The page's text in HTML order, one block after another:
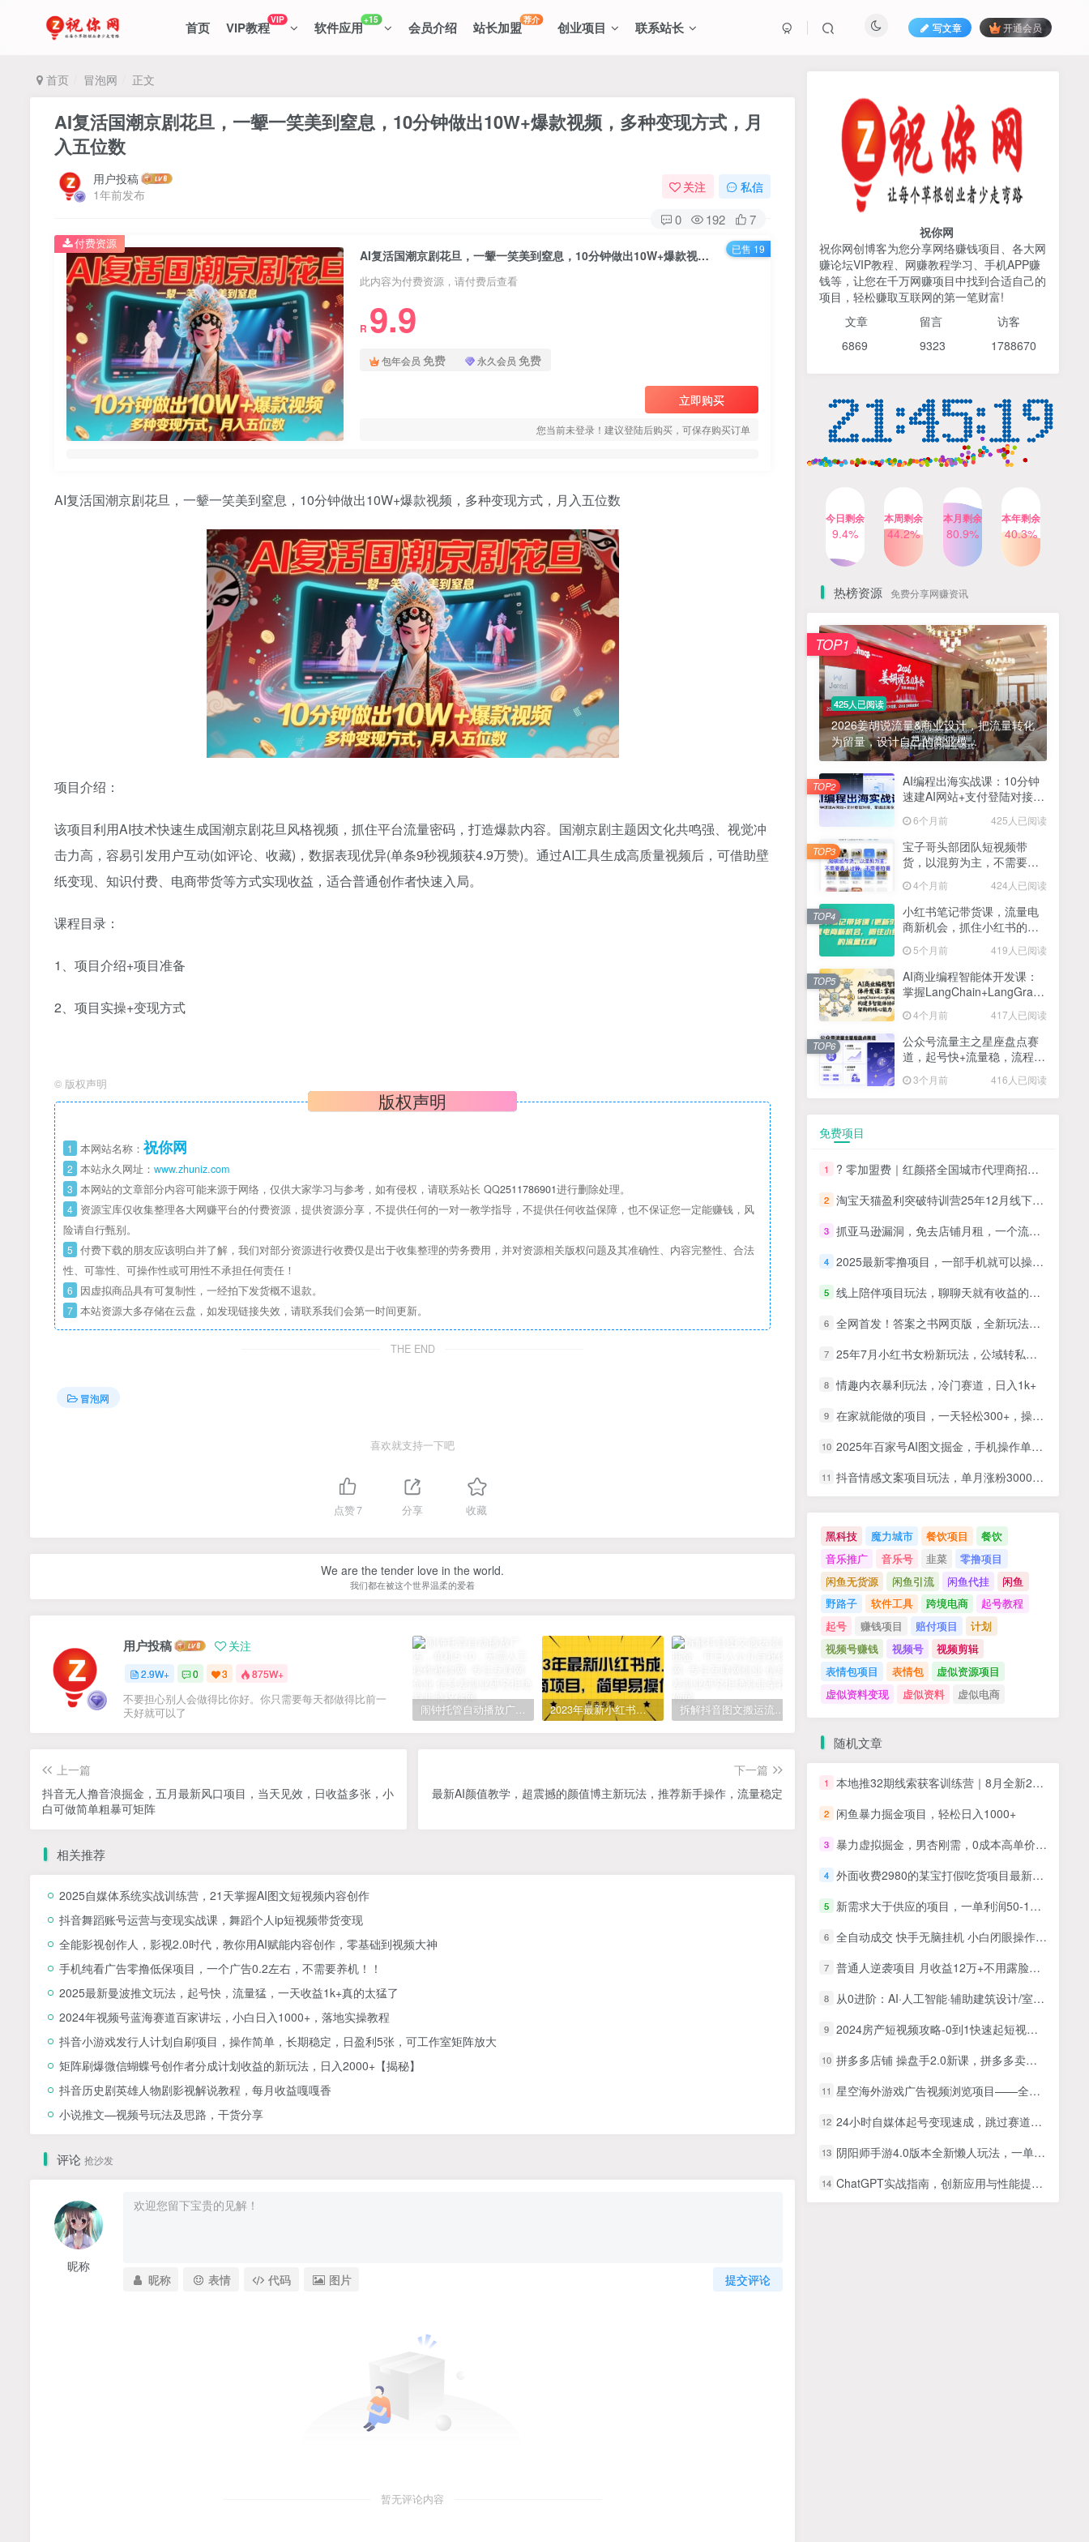
首页 VIP教程VIP 软件应用+15 会员介绍 站长加盟荐介 创业项目 联系站长 写文章 开通会员
首页 冒泡网 正文
AI复活国潮京剧花旦，一颦一笑美到窒息，10分钟做出10W+爆款视频，多种变现方式，月
入五位数
用户投稿
1年前发布
关注 私信
0 192 7
AI复活国潮京剧花旦，一颦一笑美到窒息，10分钟做出10W+爆款视频，多种变现方式，月入五位数
此内容为付费资源，请付费后查看
R 9.9
包年会员 免费 永久会员 免费
立即购买
您当前未登录！建议登陆后购买，可保存购买订单
付费资源 已售 19
AI复活国潮京剧花旦，一颦一笑美到窒息，10分钟做出10W+爆款视频，多种变现方式，月入五位数
项目介绍：
该项目利用AI技术快速生成国潮京剧花旦风格视频，抓住平台流量密码，打造爆款内容。国潮京剧主题因文化共鸣强、视觉冲
击力高，容易引发用户互动(如评论、收藏)，数据表现优异(单条9秒视频获4.9万赞)。通过AI工具生成高质量视频后，可借助壁
纸变现、知识付费、电商带货等方式实现收益，适合普通创作者快速入局。
课程目录：
1、项目介绍+项目准备
2、项目实操+变现方式
© 版权声明
版权声明
1 本网站名称： 祝你网
2 本站永久网址： www.zhuniz.com
3 本网站的文章部分内容可能来源于网络，仅供大家学习与参考，如有侵权，请联系站长 QQ2511786901进行删除处理。
4 资源宝库仅收集整理各大网赚平台的付费资源，提供资源分享，不提供任何的一对一教学指导，不提供任何收益保障，也不保证您一定能赚钱，风
险请自行甄别。
5 付费下载的朋友应该明白并了解，我们对部分资源进行收费仅是出于收集整理的劳务费用，并对资源相关版权问题及其准确性、内容完整性、合法
性、可靠性、可操作性或可用性不承担任何责任！
6 因虚拟商品具有可复制性，一经拍下发货概不退款。
7 本站资源大多存储在云盘，如发现链接失效，请联系我们会第一时间更新。
THE END
冒泡网
喜欢就支持一下吧
点赞7 分享 收藏
We are the tender love in the world.
我们都在被这个世界温柔的爱着
用户投稿 关注
2.9W+ 0 3 875W+
不要担心别人会做得比你好。你只需要每天都做得比前一
天好就可以了
闹钟托管自动播放广告，单机5-10，无需人工操作 2023年最新小红书成人电商项目，简单易操作【详细教程】 拆解抖音图文搬运流量掘金，可日入小几百
上一篇
抖音无人撸音浪掘金，五月最新风口项目，当天见效，日收益多张，小
白可做简单粗暴可矩阵
下一篇
最新AI颜值教学，超震撼的颜值博主新玩法，推荐新手操作，流量稳定
相关推荐
2025自媒体系统实战训练营，21天掌握AI图文短视频内容创作
抖音舞蹈账号运营与变现实战课，舞蹈个人ip短视频带货变现
全能影视创作人，影视2.0时代，教你用AI赋能内容创作，​零基础到视频大神
手机纯看广告零撸低保项目，一个广告0.2左右，不需要养机！！
2025最新曼波推文玩法，起号快，流量猛，一天收益1k+真的太猛了
2024年视频号蓝海赛道百家讲坛，小白日入1000+，落地实操教程
抖音小游戏发行人计划自刷项目，操作简单，长期稳定，日盈利5张，可工作室矩阵放大
矩阵刷爆微信蝴蝶号创作者分成计划收益的新玩法，日入2000+【揭秘】
抖音历史剧英雄人物剧影视解说教程，每月收益嘎嘎香
小说推文—视频号玩法及思路，干货分享
评论 抢沙发
昵称
提交评论
昵称 表情 代码 图片
暂无评论内容
425人已阅读
2026姜胡说流量&商业设计，把流量转化
为留量，设计自己的商业模...
TOP1
AI编程出海实战课：10分钟
速建AI网站+支付登陆对接，
掌握出海全流程
6个月前 425人已阅读
TOP2
货，以混剪为主，不需要真
小红书笔记带货课，流量电
商新机会，抓住小红书的流
量红利(更新26年2月)
5个月前 419人已阅读
TOP4
AI商业编程智能体开发课：
4个月前
TOP5
公众号流量主之星座盘点赛
道，起号快+流量稳，流程简
单，适合新手操作
3个月前 416人已阅读
TOP6
1 ? 零加盟费｜红颜搭全国城市代理商招募正式启动！
淘宝天猫盈利突破特训营25年12月线下课，系统性的深度剖析电商企业经营之道，打造电商标准化运营体系
3 抓亚马逊漏洞，免去店铺月租，一个流量大竞争小，让你有机会成大卖的赛道
2025最新零撸项目，一部手机就可以操作，20秒一单，零投入纯薅羊毛，无门槛，一天200+【揭秘】
5 线上陪伴项目玩法，聊聊天就有收益的项目，一个月收益5000+
6 全网首发！答案之书网页版，全新玩法，搭配文档和网页，日入1k+零门槛小白首选副业
7 25年7月小红书女粉新玩法，公域转私域变现，日轻松变现2张+，5分钟简单复制好上手
8 情趣内衣暴利玩法，冷门赛道，日入1k+
9 在家就能做的项目，一天轻松300+，操作简单上手快
10 2025年百家号AI图文掘金，手机操作单号月入4-5位数，低门槛【附指令+工具】
抖音情感文案项目玩法，单月涨粉3000+，新手小白也能做
祝你网
祝你网创博客为您分享网络赚钱项目、各大网
赚论坛VIP教程、网赚教程学习、手机APP赚
钱等，让您在千万网赚项目中找到合适自己的
项目，轻松赚取互联网的第一笔财富!
文章 留言 访客
6869 9323 1788670
今日剩余
9.4%
本周剩余
44.2%
本月剩余
80.9%
本年剩余
40.3%
热榜资源 免费分享网赚资讯
425人已阅读
2026姜胡说流量&商业设计，把流量转化
为留量，设计自己的商业模...
TOP1
AI编程出海实战课：10分钟
速建AI网站+支付登陆对接，
6个月前 425人已阅读
TOP2
宝子哥头部团队短视频带
货，以混剪为主，不需要真
26年3月】
4个月前 424人已阅读
TOP3
小红书笔记带货课，流量电
商新机会，抓住小红书的流
5个月前 419人已阅读
TOP4
AI商业编程智能体开发课：
掌握LangChain+LangGraph
心能力
4个月前 417人已阅读
TOP5
公众号流量主之星座盘点赛
道，起号快+流量稳，流程简
3个月前 416人已阅读
TOP6
免费项目
1 ? 零加盟费｜红颜搭全国城市代理商招募正式启动！
2 淘宝天猫盈利突破特训营25年12月线下课，系统性的深度剖析电商企业经营之道，打造电商标准化运营体系
3 抓亚马逊漏洞，免去店铺月租，一个流量大竞争小，让你有机会成大卖的赛道
4 2025最新零撸项目，一部手机就可以操作，20秒一单，零投入纯薅羊毛，无门槛，一天200+【揭秘】
5 线上陪伴项目玩法，聊聊天就有收益的项目，一个月收益5000+
6 全网首发！答案之书网页版，全新玩法，搭配文档和网页，日入1k+零门槛小白首选副业
7 25年7月小红书女粉新玩法，公域转私域变现，日轻松变现2张+，5分钟简单复制好上手
8 情趣内衣暴利玩法，冷门赛道，日入1k+
9 在家就能做的项目，一天轻松300+，操作简单上手快
10 2025年百家号AI图文掘金，手机操作单号月入4-5位数，低门槛【附指令+工具】
11 抖音情感文案项目玩法，单月涨粉3000+，新手小白也能做
黑科技 魔力城市 餐饮项目
餐饮
音乐推广
音乐号 韭菜
零撸项目
闲鱼无货源
闲鱼引流 闲鱼代挂
闲鱼
野路子
软件工具 跨境电商
起号教程
起号
赚钱项目 赔付项目
计划
视频号赚钱
视频号
视频剪辑
表情包项目
表情包
虚似资源项目
虚似资料变现
虚似资料 虚似电商
随机文章
1 本地推32期线索获客训练营｜8月全新2026投放教程，来客开户冷启动搜索广告素材优化全链路实操教学
2 闲鱼暴力掘金项目，轻松日入1000+
3 暴力虚拟掘金，男杏刚需，0成本高单价，单月轻松过W
4 外面收费2980的某宝打假吃货项目最新玩法【仅揭秘】
5 新需求大于供应的项目，一单利润50-100，很多人不知道【揭秘】
6 全自动成交 快手无脑挂机 小白闭眼操作 轻松日入1000+ 操作简单 当天…
7 普通人逆袭项目 月收益12万+不用露脸只说话直播找茬类小游戏 收益非常稳定
8 从0进阶：AI·人工智能·辅助建筑设计/室内/景观/规划（22节课）
9 2024房产短视频攻略-0到1快速起短视频账号，帮你解决地产小白对的全方面认知
10 拼多多店铺 操盘手2.0新课，拼多多卖货的底层逻辑，打造爆款的3个周期-8节
11 星空海外游戏广告视频浏览项目——全自动运行 | 每日4小时 | 收益自动到账
12 24小时自媒体起号变现速成，跳过赛道定位直接找对标，从账号搭建到盈利全流程
13 阴阳师手游4.0版本全新懒人玩法，一单30，小白一部手机无脑操作，稳定…
14 ChatGPT实战指南，创新应用与性能提升，解锁AI魔力，启程智能未来